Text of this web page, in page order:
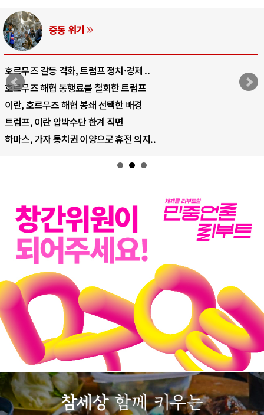
중동 위기
호르무즈 갈등 격화, 트럼프 정치·경제 ..
호르무즈 해협 통행료를 철회한 트럼프
이란, 호르무즈 해협 봉쇄 선택한 배경
트럼프, 이란 압박수단 한계 직면
하마스, 가자 통치권 이양으로 휴전 의지..